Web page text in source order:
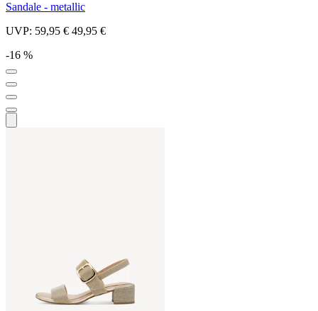
Sandale - metallic
UVP: 59,95 € 49,95 €
-16 %